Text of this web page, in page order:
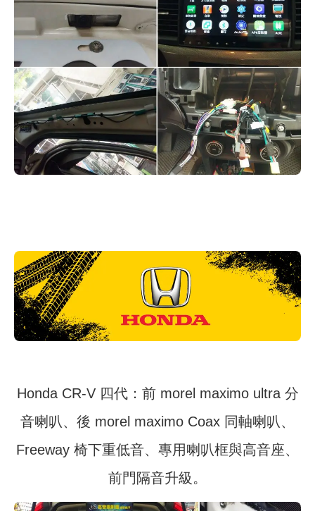
Honda CR-V 四代：前 morel maximo ultra 分
音喇叭、後 morel maximo Coax 同軸喇叭、
Freeway 椅下重低音、專用喇叭框與高音座、
前門隔音升級。